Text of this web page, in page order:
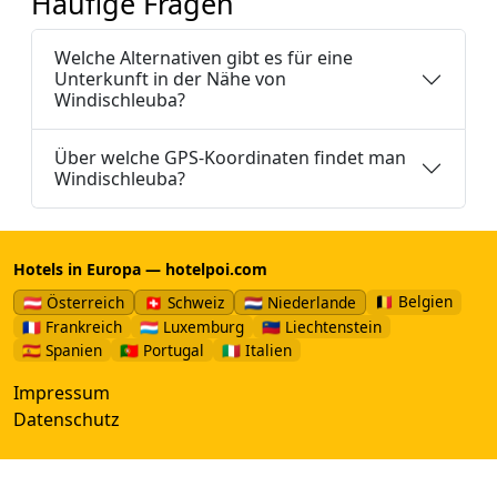
Welche Alternativen gibt es für eine
Unterkunft in der Nähe von
Windischleuba?
Über welche GPS-Koordinaten findet man
Windischleuba?
Hotels in Europa — hotelpoi.com
🇦🇹 Österreich
🇨🇭 Schweiz 🇳🇱 Niederlande
🇧🇪 Belgien
🇫🇷 Frankreich
🇱🇺 Luxemburg
🇱🇮 Liechtenstein
🇪🇸 Spanien
🇵🇹 Portugal 🇮🇹 Italien
Impressum
Datenschutz